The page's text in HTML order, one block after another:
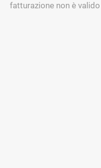
fatturazione non è